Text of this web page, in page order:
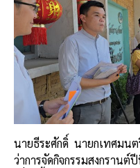
นายธีระศักดิ์ นายกเทศมน
ว่าการจัดกิจกรรมสงกรานต์